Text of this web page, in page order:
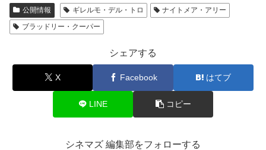
公開情報 ギレルモ・デル・トロ
ナイトメア・アリー
ブラッドリー・クーパー
シェアする
X Facebook はてブ
LINE コピー
シネマズ 編集部をフォローする